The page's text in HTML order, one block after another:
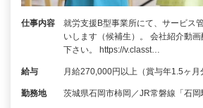
仕事内容
就労支援B型事業所にて、サービス
いします（候補生）。 会社紹介動
下さい。 https://v.classt…
給与 月給270,000円以上（賞与年1.5ヶ月
勤務地 茨城県石岡市柿岡／JR常磐線「石